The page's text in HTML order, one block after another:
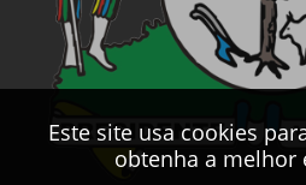
Este site usa cookies
obtenha a melhor